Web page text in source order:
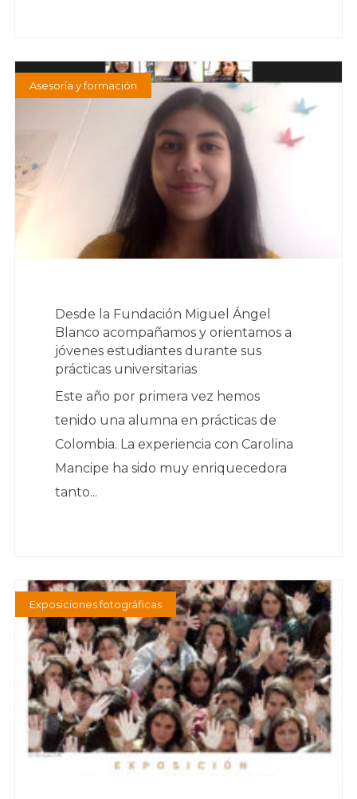
Asesoría y formación
Desde la Fundación Miguel Ángel
Blanco acompañamos y orientamos a
jóvenes estudiantes durante sus
prácticas universitarias
Este año por primera vez hemos
tenido una alumna en prácticas de
Colombia. La experiencia con Carolina
Mancipe ha sido muy enriquecedora
tanto...
Exposiciones fotográficas